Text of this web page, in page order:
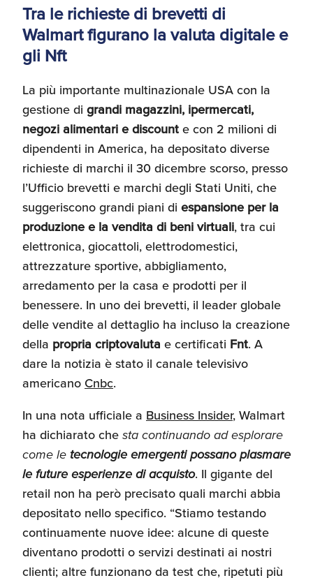
Ricerca Personale e
Gestione Risorse
Umane
Tra le richieste di brevetti di
Walmart figurano la valuta digitale e
gli Nft
La più importante multinazionale USA con la
gestione di grandi magazzini, ipermercati,
negozi alimentari e discounte con 2 milioni di
dipendenti in America, ha depositato diverse
richieste di marchi il 30 dicembre scorso, presso
l’Ufficio brevetti e marchi degli Stati Uniti, che
suggeriscono grandi piani di espansione per la
produzione e la vendita di beni virtuali, tra cui
elettronica, giocattoli, elettrodomestici,
attrezzature sportive, abbigliamento,
arredamento per la casa e prodotti per il
benessere. In uno dei brevetti, il leader globale
delle vendite al dettaglio ha incluso la creazione
della propria criptovaluta e certificati Fnt. A
dare la notizia è stato il canale televisivo
americano Cnbc.
In una nota ufficiale a Business Insider, Walmart
ha dichiarato chesta continuando ad esplorare
come le tecnologie emergenti possano plasmare
le future esperienze di acquisto. Il gigante del
retail non ha però precisato quali marchi abbia
depositato nello specifico. “Stiamo testando
continuamente nuove idee: alcune di queste
diventano prodotti o servizi destinati ai nostri
clienti; altre funzionano da test che, ripetuti più